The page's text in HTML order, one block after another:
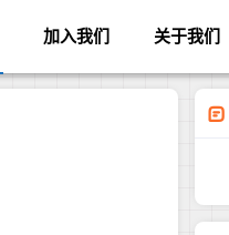
加入我们 关于我们